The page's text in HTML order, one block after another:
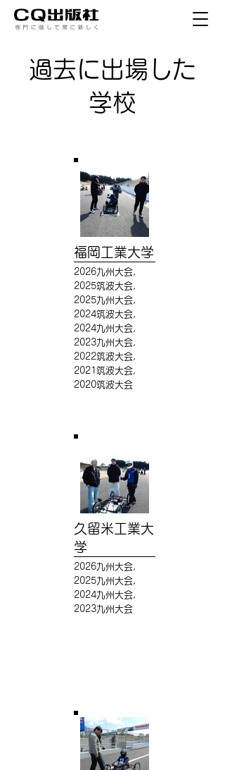
​過去に出場した
学校
福岡工業大学
2026九州大会,
2025筑波大会,
2025九州大会,
2024筑波大会,
2024九州大会,
2023九州大会,
2022筑波大会,
2021筑波大会,
2020筑波大会
久留米工業大
学
2026九州大会,
2025九州大会,
2024九州大会,
2023九州大会